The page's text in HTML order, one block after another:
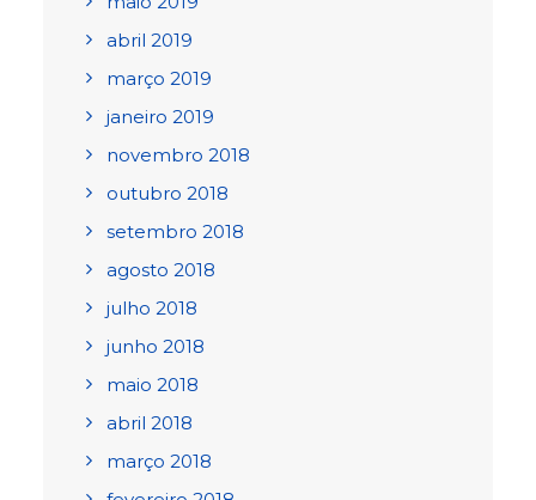
abril 2019
março 2019
janeiro 2019
novembro 2018
outubro 2018
setembro 2018
agosto 2018
julho 2018
junho 2018
maio 2018
abril 2018
março 2018